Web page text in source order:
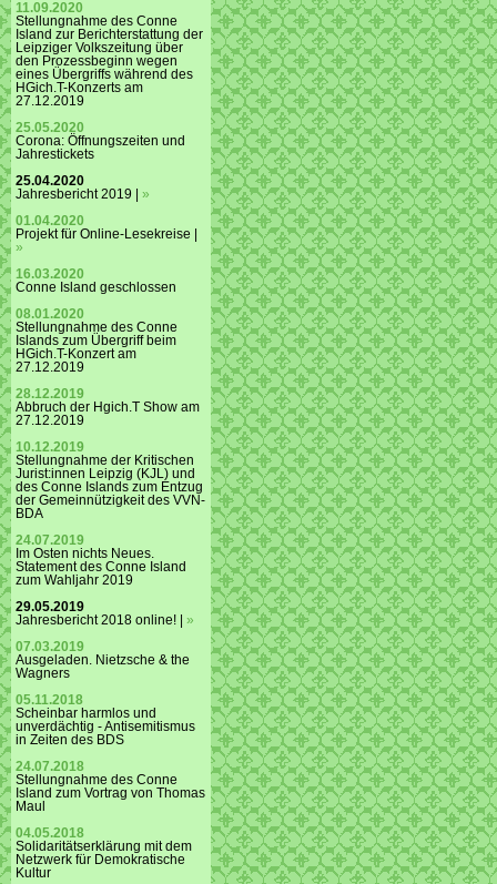
11.09.2020
Stellungnahme des Conne
Island zur Berichterstattung der
Leipziger Volkszeitung über
den Prozessbeginn wegen
eines Übergriffs während des
HGich.T-Konzerts am
27.12.2019
25.05.2020
Corona: Öffnungszeiten und
Jahrestickets
25.04.2020
Jahresbericht 2019 | »
01.04.2020
Projekt für Online-Lesekreise |
»
16.03.2020
Conne Island geschlossen
08.01.2020
Stellungnahme des Conne
Islands zum Übergriff beim
HGich.T-Konzert am
27.12.2019
28.12.2019
Abbruch der Hgich.T Show am
27.12.2019
10.12.2019
Stellungnahme der Kritischen
Jurist:innen Leipzig (KJL) und
des Conne Islands zum Entzug
der Gemeinnützigkeit des VVN-
BDA
24.07.2019
Im Osten nichts Neues.
Statement des Conne Island
zum Wahljahr 2019
29.05.2019
Jahresbericht 2018 online! | »
07.03.2019
Ausgeladen. Nietzsche & the
Wagners
05.11.2018
Scheinbar harmlos und
unverdächtig - Antisemitismus
in Zeiten des BDS
24.07.2018
Stellungnahme des Conne
Island zum Vortrag von Thomas
Maul
04.05.2018
Solidaritätserklärung mit dem
Netzwerk für Demokratische
Kultur